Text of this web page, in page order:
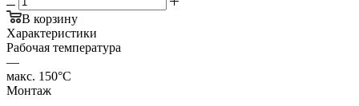
В корзину
Характеристики
Рабочая температура
—
макс. 150°C
Монтаж